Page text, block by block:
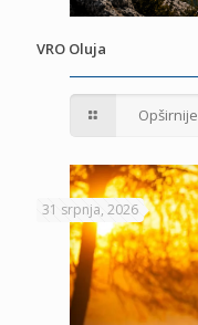
VRO Oluja
Opširnije
31 srpnja, 2026